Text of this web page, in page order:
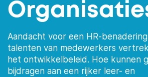
Aandacht voor een HR-
talenten van medewerkers
het ontwikkelbeleid. Hoe kunnen
bijdragen aan een rijker leer- en